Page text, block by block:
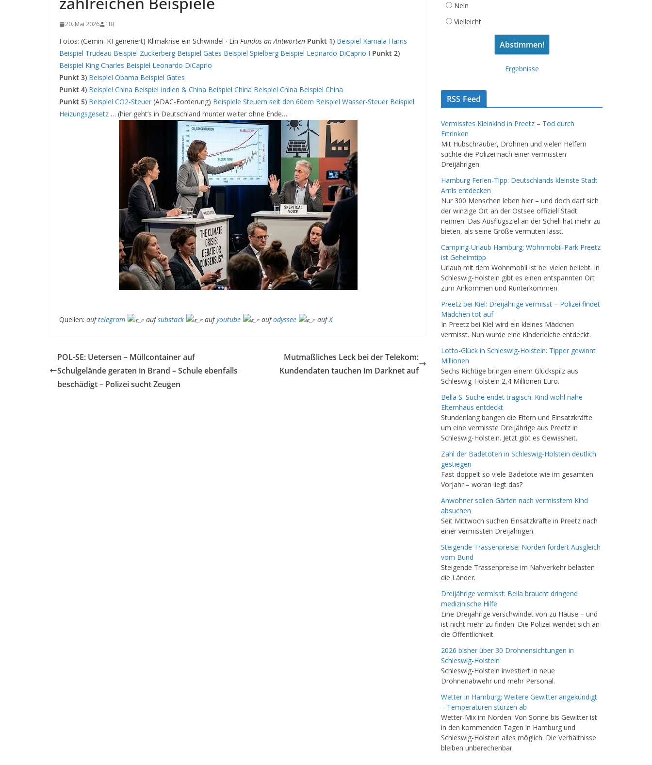
20. Mai 2026 TBF
Fotos: (Gemini KI generiert) Klimakrise ein Schwindel · Ein Fundus an Antworten Punkt 1) Beispiel Kamala Harris
Beispiel Trudeau Beispiel Zuckerberg Beispiel Gates Beispiel Spielberg Beispiel Leonardo DiCaprio I Punkt 2)
Beispiel King Charles Beispiel Leonardo DiCaprio
Punkt 3) Beispiel Obama Beispiel Gates
Punkt 4) Beispiel China Beispiel Indien & China Beispiel China Beispiel China Beispiel China
Punkt 5) Beispiel CO2-Steuer (ADAC-Forderung) Beispiele Steuern seit den 60ern Beispiel Wasser-Steuer Beispiel
Heizungsgesetz … (hier geht’s in Deutschland munter weiter ohne Ende….
Quellen: auftelegram aufsubstack aufyoutube aufodyssee aufX
POL-SE: Uetersen – Müllcontainer auf
Schulgelände geraten in Brand – Schule ebenfalls
beschädigt – Polizei sucht Zeugen
Mutmaßliches Leck bei der Telekom:
Kundendaten tauchen im Darknet auf
Nein
Vielleicht
Ergebnisse
RSS Feed
Vermisstes Kleinkind in Preetz – Tod durch
Ertrinken
Mit Hubschrauber, Drohnen und vielen Helfern
suchte die Polizei nach einer vermissten
Dreijährigen.
Hamburg Ferien-Tipp: Deutschlands kleinste Stadt
Arnis entdecken
Nur 300 Menschen leben hier – und doch darf sich
der winzige Ort an der Ostsee offiziell Stadt
nennen. Das Ausflugsziel an der Scheli hat mehr zu
bieten, als seine Größe vermuten lässt.
Camping-Urlaub Hamburg: Wohnmobil-Park Preetz
ist Geheimtipp
Urlaub mit dem Wohnmobil ist bei vielen beliebt. In
Schleswig-Holstein gibt es einen entspannten Ort
zum Ankommen und Runterkommen.
Preetz bei Kiel: Dreijährige vermisst – Polizei findet
Mädchen tot auf
In Preetz bei Kiel wird ein kleines Mädchen
vermisst. Nun wurde eine Kinderleiche entdeckt.
Lotto-Glück in Schleswig-Holstein: Tipper gewinnt
Millionen
Sechs Richtige bringen einem Glückspilz aus
Schleswig-Holstein 2,4 Millionen Euro.
Bella S. Suche endet tragisch: Kind wohl nahe
Elternhaus entdeckt
Stundenlang bangen die Eltern und Einsatzkräfte
um eine vermisste Dreijährige aus Preetz in
Schleswig-Holstein. Jetzt gibt es Gewissheit.
Zahl der Badetoten in Schleswig-Holstein deutlich
gestiegen
Fast doppelt so viele Badetote wie im gesamten
Vorjahr – woran liegt das?
Anwohner sollen Gärten nach vermisstem Kind
absuchen
Seit Mittwoch suchen Einsatzkräfte in Preetz nach
einer vermissten Dreijährigen.
Steigende Trassenpreise: Norden fordert Ausgleich
vom Bund
Steigende Trassenpreise im Nahverkehr belasten
die Länder.
Dreijährige vermisst: Bella braucht dringend
medizinische Hilfe
Eine Dreijährige verschwindet von zu Hause – und
ist nicht mehr zu finden. Die Polizei wendet sich an
die Öffentlichkeit.
2026 bisher über 30 Drohnensichtungen in
Schleswig-Holstein
Schleswig-Holstein investiert in neue
Drohnenabwehr und mehr Personal.
Wetter in Hamburg: Weitere Gewitter angekündigt
– Temperaturen stürzen ab
Wetter-Mix im Norden: Von Sonne bis Gewitter ist
in den kommenden Tagen in Hamburg und
Schleswig-Holstein alles möglich. Die Verhältnisse
bleiben unberechenbar.